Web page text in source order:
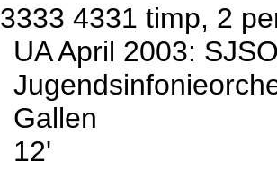
3333 4331 timp, 2
UA April 2003:
Gallen
12'